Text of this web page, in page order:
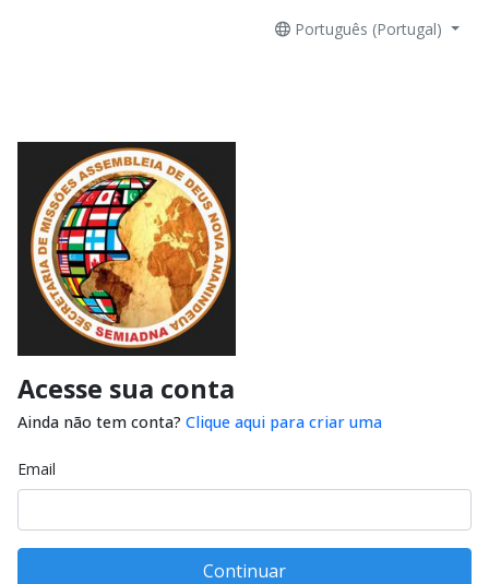
Português (Portugal)
Acesse sua conta
Ainda não tem conta? Clique aqui para criar uma
Email
Continuar